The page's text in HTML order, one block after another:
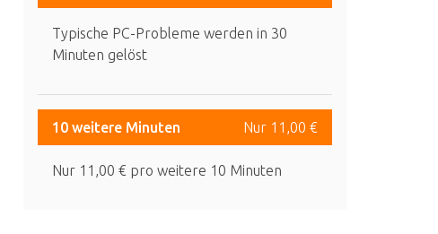
Typische PC-Probleme werden in 30
Minuten gelöst
10 weitere Minuten Nur 11,00 €
Nur 11,00 € pro weitere 10 Minuten